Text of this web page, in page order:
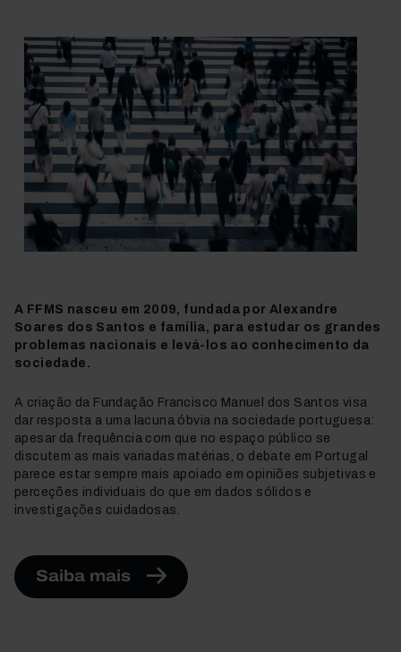
A FFMS nasceu em 2009, fundada por Alexandre
Soares dos Santos e família, para estudar os grandes
problemas nacionais e levá-los ao conhecimento da
sociedade.
A criação da Fundação Francisco Manuel dos Santos visa
dar resposta a uma lacuna óbvia na sociedade portuguesa:
apesar da frequência com que no espaço público se
discutem as mais variadas matérias, o debate em Portugal
parece estar sempre mais apoiado em opiniões subjetivas e
perceções individuais do que em dados sólidos e
investigações cuidadosas.
Saiba mais